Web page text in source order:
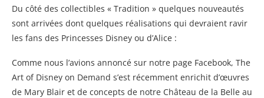
Du côté des collectibles « Tradition » quelques nouveautés
sont arrivées dont quelques réalisations qui devraient ravir
les fans des Princesses Disney ou d’Alice :
Comme nous l’avions annoncé sur notre page Facebook, The
Art of Disney on Demand s’est récemment enrichit d’œuvres
de Mary Blair et de concepts de notre Château de la Belle au